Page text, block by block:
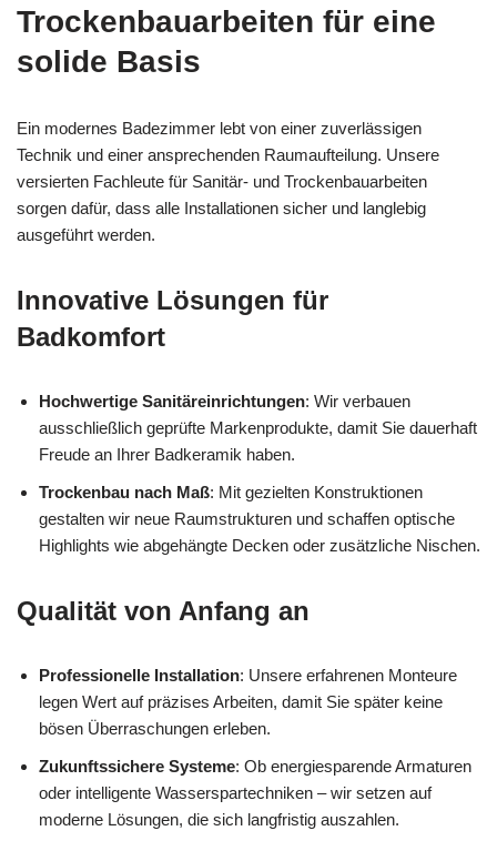
Trockenbauarbeiten für eine
solide Basis
Ein modernes Badezimmer lebt von einer zuverlässigen
Technik und einer ansprechenden Raumaufteilung. Unsere
versierten Fachleute für Sanitär- und Trockenbauarbeiten
sorgen dafür, dass alle Installationen sicher und langlebig
ausgeführt werden.
Innovative Lösungen für
Badkomfort
Hochwertige Sanitäreinrichtungen: Wir verbauen
ausschließlich geprüfte Markenprodukte, damit Sie dauerhaft
Freude an Ihrer Badkeramik haben.
Trockenbau nach Maß: Mit gezielten Konstruktionen
gestalten wir neue Raumstrukturen und schaffen optische
Highlights wie abgehängte Decken oder zusätzliche Nischen.
Qualität von Anfang an
Professionelle Installation: Unsere erfahrenen Monteure
legen Wert auf präzises Arbeiten, damit Sie später keine
bösen Überraschungen erleben.
Zukunftssichere Systeme: Ob energiesparende Armaturen
oder intelligente Wasserspartechniken – wir setzen auf
moderne Lösungen, die sich langfristig auszahlen.